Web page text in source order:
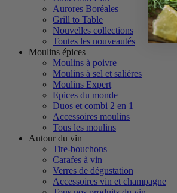
Aurores Boréales
Grill to Table
Nouvelles collections
Toutes les nouveautés
Moulins épices
Moulins à poivre
Moulins à sel et salières
Moulins Expert
Epices du monde
Duos et combi 2 en 1
Accessoires moulins
Tous les moulins
Autour du vin
Tire-bouchons
Carafes à vin
Verres de dégustation
Accessoires vin et champagne